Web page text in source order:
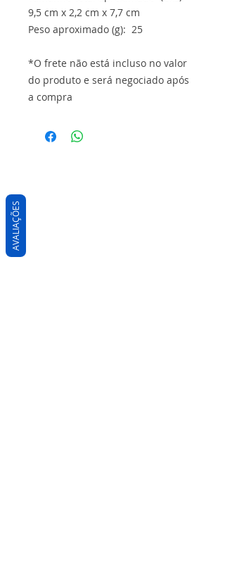
9,5 cm x 2,2 cm x 7,7 cm
Peso aproximado (g): 25
*O frete não está incluso no valor
do produto e será negociado após
a compra
AVALIAÇÕES